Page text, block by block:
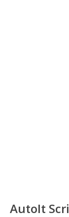
AutoIt